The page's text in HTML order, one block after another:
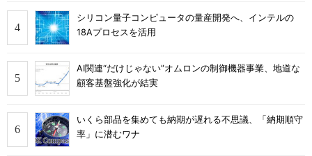
シリコン量子コンピュータの量産開発へ、インテルの
18Aプロセスを活用
AI関連“だけじゃない”オムロンの制御機器事業、地道な
顧客基盤強化が結実
いくら部品を集めても納期が遅れる不思議、「納期順守
率」に潜むワナ